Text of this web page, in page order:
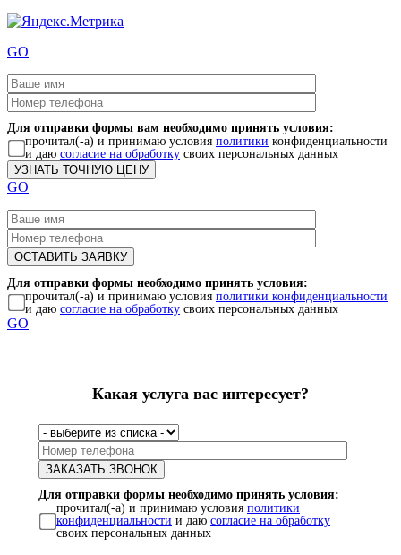
GO
Для отправки формы вам необходимо принять условия:
прочитал(-а) и принимаю условия политики конфиденциальности
и даю согласие на обработку своих персональных данных
GO
Для отправки формы необходимо принять условия:
прочитал(-а) и принимаю условия политики конфиденциальности
и даю согласие на обработку своих персональных данных
GO
Какая услуга вас интересует?
Для отправки формы необходимо принять условия:
прочитал(-а) и принимаю условия политики
конфиденциальности и даю согласие на обработку
своих персональных данных